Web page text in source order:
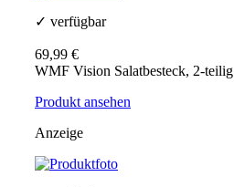
✓ verfügbar
69,99 €
WMF Vision Salatbesteck, 2-teilig
Produkt ansehen
Anzeige